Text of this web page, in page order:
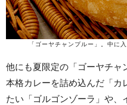
「ゴーヤチャンプルー」。中に
他にも夏限定の「ゴーヤチャ
本格カレーを詰め込んだ「カ
たい「ゴルゴンゾーラ」や、